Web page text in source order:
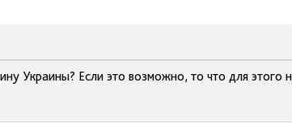
Украины? Если это возможно, то что для этого